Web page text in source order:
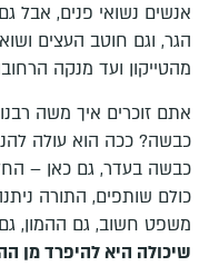
אנשים נשואי פנים, אבל
הגר, וגם חוטב העצים
מהטייקון ועד מנקה
אתם זוכרים איך משה
כבשה? ככה הוא עולה
כבשה בעדר, גם כאן –
כולם שותפים, התורה
משפט חשוב, גם ההמון,
שיכולה היא להיפרד מן